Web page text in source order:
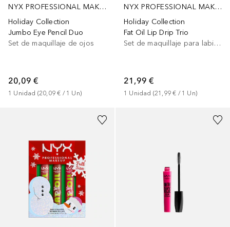
NYX PROFESSIONAL MAKEUP
Holiday Collection
Jumbo Eye Pencil Duo
Set de maquillaje de ojos
20,09 €
1 Unidad (20,09 € / 1 Un)
NYX PROFESSIONAL MAKEUP
Holiday Collection
Fat Oil Lip Drip Trio
Set de maquillaje para labios
21,99 €
1 Unidad (21,99 € / 1 Un)